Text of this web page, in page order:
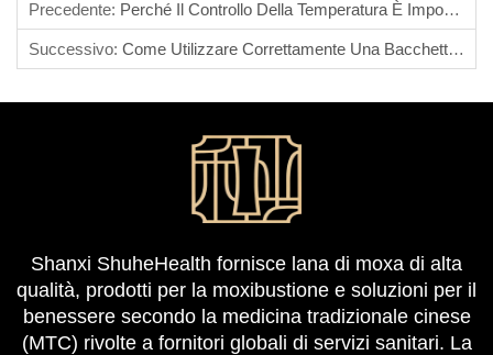
Precedente: Perché Il Controllo Della Temperatura È Importante Durante L’uso Della Bacchetta Di Moxa?
Successivo: Come Utilizzare Correttamente Una Bacchetta Di Moxa Per Una Stimolazione Efficace Dei Punti Di Agopuntura?
Shanxi ShuheHealth fornisce lana di moxa di alta
qualità, prodotti per la moxibustione e soluzioni per il
benessere secondo la medicina tradizionale cinese
(MTC) rivolte a fornitori globali di servizi sanitari. La